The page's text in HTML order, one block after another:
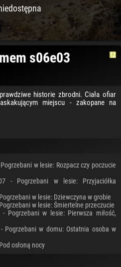
s06e03
historie zbrodni. Ciała ofiar
miejscu - zakopane na
w lesie: Rozpacz czy poczucie
- Pogrzebani w lesie: Przyjaciółka
w lesie: Dziewczyna w grobie
w lesie: Śmiertelne przeczucie
Pogrzebani w lesie: Pierwsza miłość,
Pogrzebani w domu: Ostatnia osoba w
osłoną nocy